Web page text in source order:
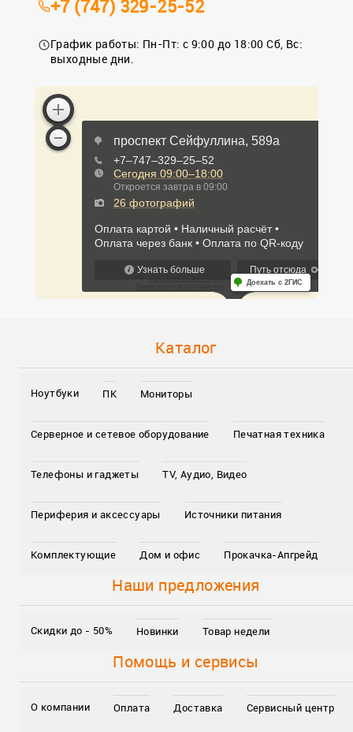
Каталог
Ноутбуки ПК Мониторы
Серверное и сетевое оборудование Печатная техника
Телефоны и гаджеты TV, Аудио, Видео
Периферия и аксессуары Источники питания
Комплектующие Дом и офис Прокачка-Апгрейд
Наши предложения
Скидки до - 50% Новинки Товар недели
Помощь и сервисы
О компании Оплата Доставка Сервисный центр
+7 (747) 329-25-52
График работы: Пн-Пт: с 9:00 до 18:00 Сб, Вс:
выходные дни.